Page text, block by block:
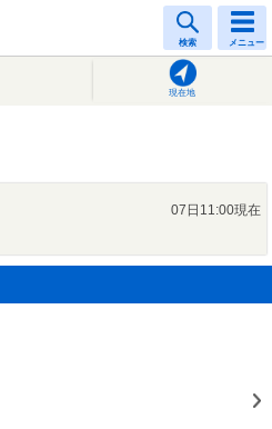
検索 メニュー
現在地
07日11:00現在